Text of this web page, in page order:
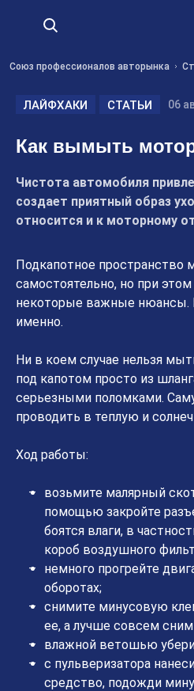
Союз профессионалов авторынка
ЛАЙФХАКИ СТАТЬИ 06
Как вымыть
Чистота автомобиля
создает приятный образ
относится и к моторному
Подкапотное
самостоятельно, но при
некоторые важные нюансы.
именно.
Ни в коем случае нельзя
под капотом просто из
серьезными поломками.
проводить в теплую и
Ход работы:
возьмите малярный
помощью закройте
боятся влаги, в
короб воздушного
немного прогрейте
оборотах;
снимите минусовую
ее, а лучше совсем
влажной ветошью
с пульверизатора
средство, подожди